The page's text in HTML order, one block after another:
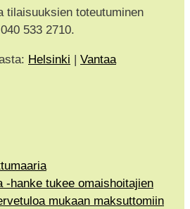
tilaisuuksien toteutuminen
533 2710.
Helsinki Vantaa
-hanke tukee omaishoitajien
mukaan maksuttomiin